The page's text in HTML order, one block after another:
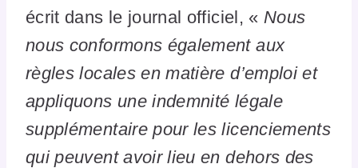
écrit dans le journal officiel, « Nous
nous conformons également aux
règles locales en matière d’emploi et
appliquons une indemnité légale
supplémentaire pour les licenciements
qui peuvent avoir lieu en dehors des